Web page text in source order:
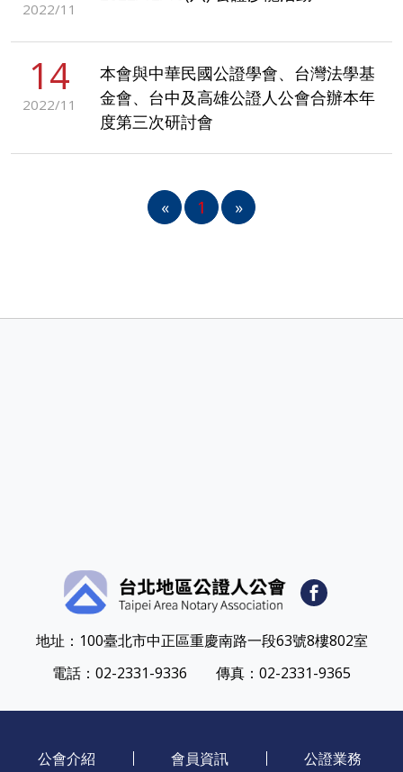
2022/11
14
2022/11
本會與中華民國公證學會、台灣法學基
金會、台中及高雄公證人公會合辦本年
度第三次研討會
« 1 »
地址： 100臺北市中正區重慶南路一段63號8樓802室
電話： 02-2331-9336 傳真：02-2331-9365
公會介紹 會員資訊 公證業務